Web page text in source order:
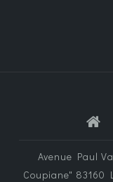
Avenue Paul
Coupiane" 83160